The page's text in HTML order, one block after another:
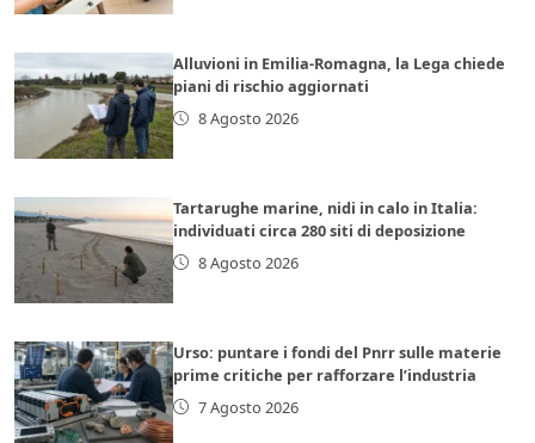
Alluvioni in Emilia-Romagna, la Lega chiede
piani di rischio aggiornati
8 Agosto 2026
Tartarughe marine, nidi in calo in Italia:
individuati circa 280 siti di deposizione
8 Agosto 2026
Urso: puntare i fondi del Pnrr sulle materie
prime critiche per rafforzare l’industria
7 Agosto 2026